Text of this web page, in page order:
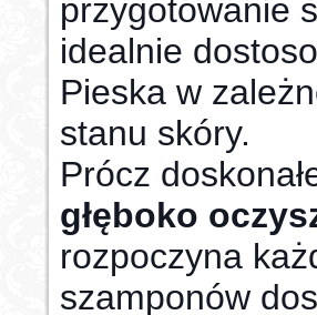
przygotowanie
idealnie
Pieska w
stanu skóry.
Prócz
głęboko
rozpoczyna
szamponów